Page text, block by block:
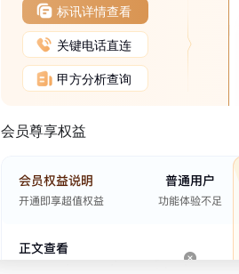
标讯详情查看
关键电话直连
甲方分析查询
会员尊享权益